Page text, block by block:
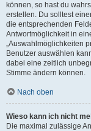
können, so hast du
erstellen. Du solltest
die entsprechenden
Antwortmöglichkeit in
„Auswahlmöglichkeiten
Benutzer auswählen
dabei eine zeitlich
Stimme ändern können.
Nach oben
Wieso kann ich nicht
Die maximal zulässige